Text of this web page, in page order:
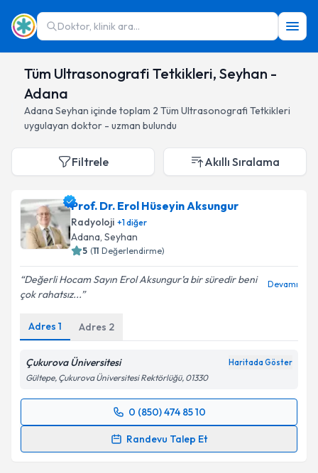
Doktor, klinik ara...
Tüm Ultrasonografi Tetkikleri, Seyhan -
Adana
Adana Seyhan içinde toplam 2 Tüm Ultrasonografi Tetkikleri
uygulayan doktor - uzman bulundu
Filtrele Akıllı Sıralama
Prof. Dr. Erol Hüseyin Aksungur
Radyoloji +1diğer
Adana, Seyhan
5 (11 Değerlendirme)
Değerli Hocam Sayın Erol Aksungur’a bir süredir beni
çok rahatsız...
Devamı
Adres 1 Adres 2
Çukurova Üniversitesi Haritada Göster
Gültepe, Çukurova Üniversitesi Rektörlüğü, 01330
0 (850) 474 85 10
Randevu Talep Et
Randevu Takvimi Talebi